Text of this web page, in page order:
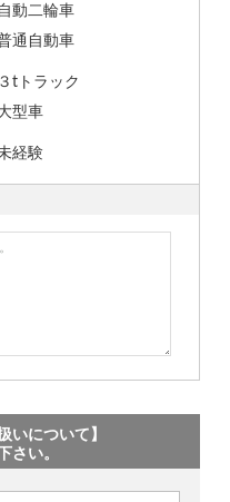
自動二輪車
通自動車
３tトラック
型車
経験
いについて】
さい。